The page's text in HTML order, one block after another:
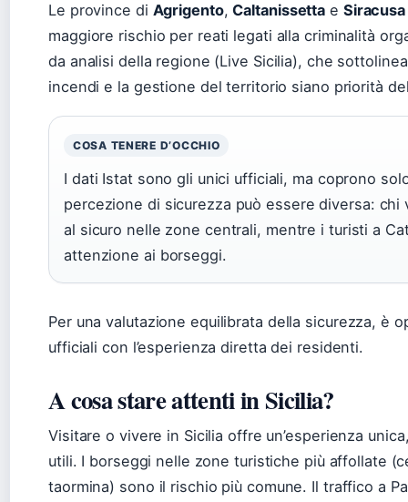
Le province di Agrigento,Caltanissetta e Siracusa
maggiore rischio per reati legati alla criminalità
da analisi della regione (Live Sicilia), che
incendi e la gestione del territorio siano priorità
COSA TENERE D’OCCHIO
I dati Istat sono gli unici ufficiali, ma coprono
percezione di sicurezza può essere diversa:
al sicuro nelle zone centrali, mentre i turisti a
attenzione ai borseggi.
Per una valutazione equilibrata della sicurezza, è
ufficiali con l’esperienza diretta dei residenti.
A cosa stare attenti in Sicilia?
Visitare o vivere in Sicilia offre un’esperienza
utili. I borseggi nelle zone turistiche più affollate
taormina) sono il rischio più comune. Il traffico a